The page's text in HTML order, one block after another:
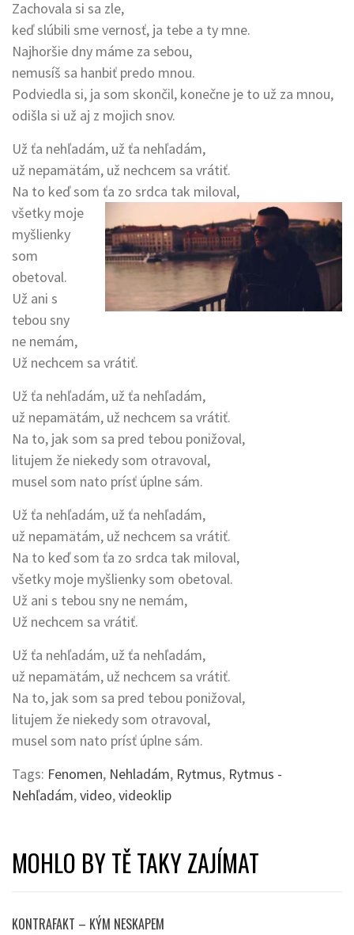
Zachovala si sa zle,
keď slúbili sme vernosť, ja tebe a ty mne.
Najhoršie dny máme za sebou,
nemusíš sa hanbiť predo mnou.
Podviedla si, ja som skončil, konečne je to už za mnou,
odišla si už aj z mojich snov.
Už ťa nehľadám, už ťa nehľadám,
už nepamätám, už nechcem sa vrátiť.
Na to keď som ťa zo srdca tak miloval,
všetky moje
myšlienky
som
obetoval.
Už ani s
tebou sny
ne nemám,
Už nechcem sa vrátiť.
Už ťa nehľadám, už ťa nehľadám,
už nepamätám, už nechcem sa vrátiť.
Na to, jak som sa pred tebou ponižoval,
litujem že niekedy som otravoval,
musel som nato prísť úplne sám.
Už ťa nehľadám, už ťa nehľadám,
už nepamätám, už nechcem sa vrátiť.
Na to keď som ťa zo srdca tak miloval,
všetky moje myšlienky som obetoval.
Už ani s tebou sny ne nemám,
Už nechcem sa vrátiť.
Už ťa nehľadám, už ťa nehľadám,
už nepamätám, už nechcem sa vrátiť.
Na to, jak som sa pred tebou ponižoval,
litujem že niekedy som otravoval,
musel som nato prísť úplne sám.
Tags: Fenomen, Nehladám, Rytmus, Rytmus -
Nehľadám,video,videoklip
MOHLO BY TĚ TAKY ZAJÍMAT
KONTRAFAKT – KÝM NESKAPEM